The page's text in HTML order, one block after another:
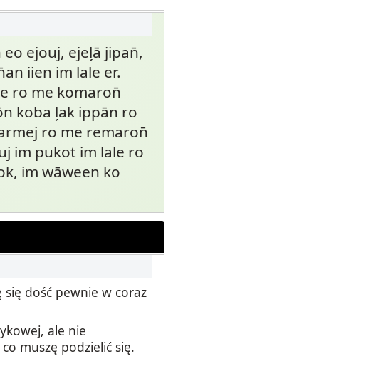
ejouj, ejel̗ā jipan̄,
iien im lale er.
ro me komaron̄
koba l̗ak ippān ro
ro me remaron̄
im pukot im lale ro
im wāween ko
dość pewnie w coraz
ale nie
muszę podzielić się.